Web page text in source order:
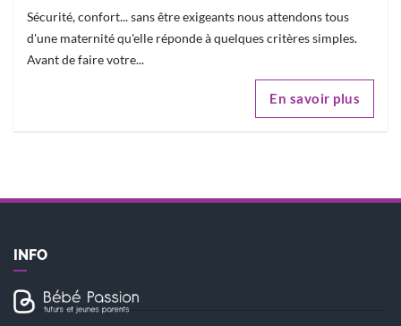
Sécurité, confort... sans être exigeants nous attendons tous
d'une maternité qu'elle réponde à quelques critères simples.
Avant de faire votre...
En savoir plus
INFO